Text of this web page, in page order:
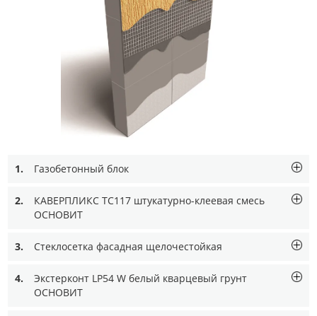
1. Газобетонный блок
2.
КАВЕРПЛИКС TC117 штукатурно-клеевая смесь
ОСНОВИТ
3. Стеклосетка фасадная щелочестойкая
4.
Экстерконт LP54 W белый кварцевый грунт
ОСНОВИТ